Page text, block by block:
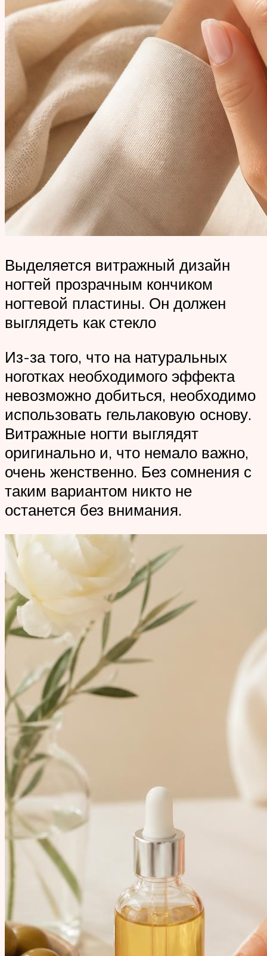
Выделяется витражный дизайн
ногтей прозрачным кончиком
ногтевой пластины. Он должен
выглядеть как стекло
Из-за того, что на натуральных
ноготках необходимого эффекта
невозможно добиться, необходимо
использовать гельлаковую основу.
Витражные ногти выглядят
оригинально и, что немало важно,
очень женственно. Без сомнения с
таким вариантом никто не
останется без внимания.